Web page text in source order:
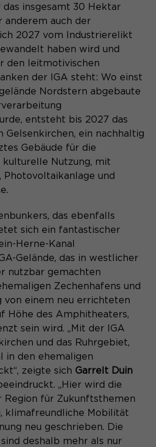
Management System dieser
Diese Basis-Cookies sind
es der Website, Sie
und somit Ihre Sitzung
halten. Es speichert bei
Login für einen
Bereich die Benutzer-
Wert (sog.
zum entsprechenden
des Nutzers.
Cookies
des Browsers wieder
Sitzungs- Identifikation
Sitzung
eines Besuchers.
vorübergehend Daten der
Sitzung.
die Herkunft des Besuchers.
die automatische
Inhalte durch GTranslate.
Inc.
die vom Nutzer gewählte
für die automatische
das insgesamt 30 Hektar
anderem auch der
2027 vom Industrierelikt
haben wird und
den leitmotivischen
der IGA steht: Wo einst
Nordstern abgebaute
entsteht bis 2027 das
Gelsenkirchen, ein nachhaltig
Gebäude für die
kulturelle Nutzung, mit
Photovoltaikanlage und
das ebenfalls
sich ein fantastischer
Herne-Kanal
Gelände, das in westlicher
nutzbar gemachten
Zechenhafens und
von einem neu errichteten
Höhe des Amphitheaters,
sein wird. „Mit der IGA
und das Ruhrgebiet,
in den ehemaligen
zeigte sich Garrelt Duin
„Hier wird die
Region für Zukunftsthemen
klimafreundliche Mobilität
neu geschrieben. Die
deshalb mehr als nur